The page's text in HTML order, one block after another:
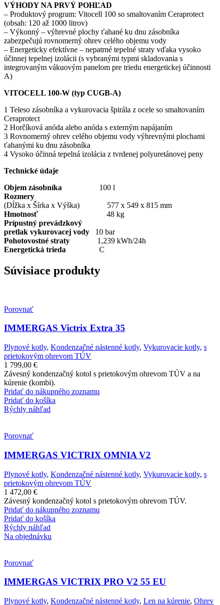
VÝHODY NA PRVÝ POHĽAD
– Produktový program: Vitocell 100 so smaltovaním Ceraprotect
(obsah: 120 až 1000 litrov)
– Výkonný – výhrevné plochy ťahané ku dnu zásobníka
zabezpečujú rovnomerný ohrev celého objemu vody
– Energeticky efektívne – nepatrné tepelné straty vďaka vysoko
účinnej tepelnej izolácii (s vybranými typmi skladovania s
integrovaným vákuovým panelom pre triedu energetickej účinnosti
A)
VITOCELL 100-W (typ CUGB-A)
1 Teleso zásobníka a vykurovacia špirála z ocele so smaltovaním
Ceraprotect
2 Horčíková anóda alebo anóda s externým napájaním
3 Rovnomerný ohrev celého objemu vody výhrevnými plochami
ťahanými ku dnu zásobníka
4 Vysoko účinná tepelná izolácia z tvrdenej polyuretánovej peny
Technické údaje
Objem zásobníka
100 l
Rozmery
(Dĺžka x Šírka x Výška) 577 x 549 x 815 mm
Hmotnosť48 kg
Prípustný prevádzkový
pretlak vykurovacej vody 10 bar
Pohotovostné straty 1,239 kWh/24h
Energetická trieda C
Súvisiace produkty
Porovnať
IMMERGAS Victrix Extra 35
Plynové kotly, Kondenzačné nástenné kotly, Vykurovacie kotly, s
prietokovým ohrevom TÚV
1 799,00 €
Závesný kondenzačný kotol s prietokovým ohrevom TÚV a na
kúrenie (kombi).
Pridať do nákupného zoznamu
Pridať do košíka
Rýchly náhľad
Porovnať
IMMERGAS VICTRIX OMNIA V2
Plynové kotly, Kondenzačné nástenné kotly, Vykurovacie kotly, s
prietokovým ohrevom TÚV
1 472,00 €
Závesný kondenzačný kotol s prietokovým ohrevom TÚV.
Pridať do nákupného zoznamu
Pridať do košíka
Rýchly náhľad
Na objednávku
Porovnať
IMMERGAS VICTRIX PRO V2 55 EU
Plynové kotly, Kondenzačné nástenné kotly, Len na kúrenie, Ohrev